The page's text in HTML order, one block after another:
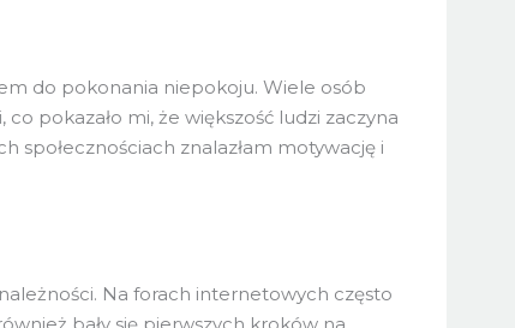
do pokonania niepokoju. Wiele osób
pokazało mi, że większość ludzi zaczyna
społecznościach znalazłam motywację i
Na forach internetowych często